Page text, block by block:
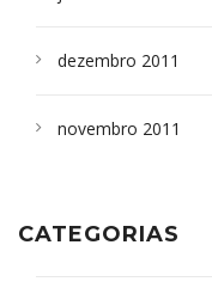
dezembro 2011
novembro 2011
CATEGORIAS